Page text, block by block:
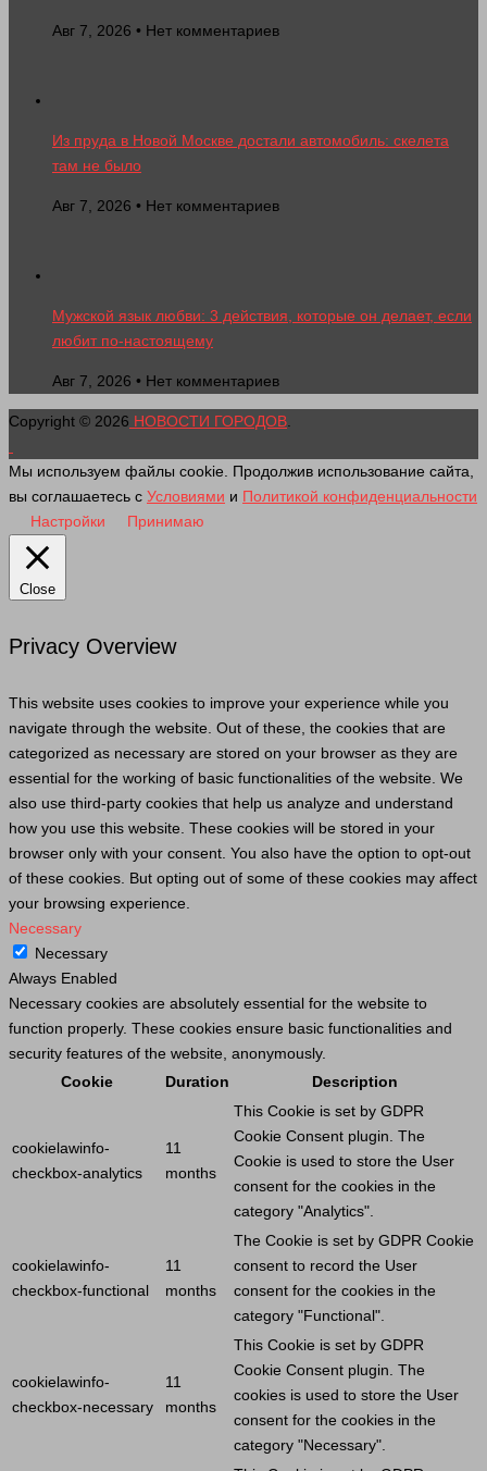
Авг 7, 2026 • Нет комментариев
Из пруда в Новой Москве достали автомобиль: скелета
там не было
Авг 7, 2026 • Нет комментариев
Мужской язык любви: 3 действия, которые он делает, если
любит по-настоящему
Авг 7, 2026 • Нет комментариев
Copyright © 2026 НОВОСТИ ГОРОДОВ
Мы используем файлы cookie. Продолжив использование сайта,
вы соглашаетесь с Условиями и Политикой конфиденциальности
Настройки
Принимаю
Close
Privacy Overview
This website uses cookies to improve your experience while you
navigate through the website. Out of these, the cookies that are
categorized as necessary are stored on your browser as they are
essential for the working of basic functionalities of the website. We
also use third-party cookies that help us analyze and understand
how you use this website. These cookies will be stored in your
browser only with your consent. You also have the option to opt-out
of these cookies. But opting out of some of these cookies may affect
your browsing experience.
Necessary
Necessary
Always Enabled
Necessary cookies are absolutely essential for the website to
function properly. These cookies ensure basic functionalities and
security features of the website, anonymously.
Cookie
Duration Description
cookielawinfo-
checkbox-analytics
11
months
This Cookie is set by GDPR
Cookie Consent plugin. The
Cookie is used to store the User
consent for the cookies in the
category "Analytics".
cookielawinfo-
checkbox-functional
11
months
The Cookie is set by GDPR Cookie
consent to record the User
consent for the cookies in the
category "Functional".
cookielawinfo-
checkbox-necessary
11
months
This Cookie is set by GDPR
Cookie Consent plugin. The
cookies is used to store the User
consent for the cookies in the
category "Necessary".